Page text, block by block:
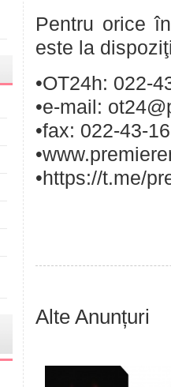
Pentru orice
este la
•OT24h: 022-
•e-mail:
•fax: 022-43-
•https://t.me/
Alte Anunțuri